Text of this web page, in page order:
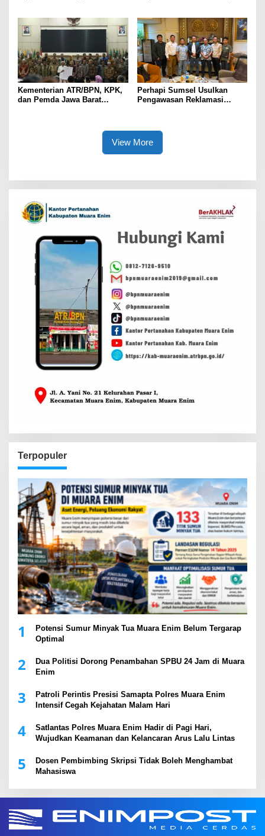
Kementerian ATR/BPN, KPK,
dan Pemda Jawa Barat
Perhapi Sumsel Usulkan
Pengawasan Reklamasi
View More
Terpopuler
1
Potensi Sumur Minyak Tua Muara Enim Belum Tergarap
Optimal
2
Dua Politisi Dorong Penambahan SPBU 24 Jam di Muara
Enim
3
Patroli Perintis Presisi Samapta Polres Muara Enim
Intensif Cegah Kejahatan Malam Hari
4
Satlantas Polres Muara Enim Hadir di Pagi Hari,
Wujudkan Keamanan dan Kelancaran Arus Lalu Lintas
5
Dosen Pembimbing Skripsi Tidak Boleh Menghambat
Mahasiswa